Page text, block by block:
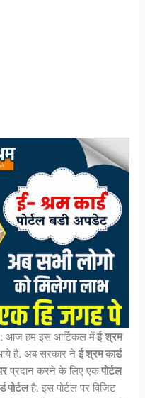
: आज हम इस आर्टिकल मेंई श्रम
है. अब सरकार नेई श्रम कार्ड
प्रदान करने के लिए एकपोर्टल
पोर्टलहै. इस पोर्टल पर विजिट